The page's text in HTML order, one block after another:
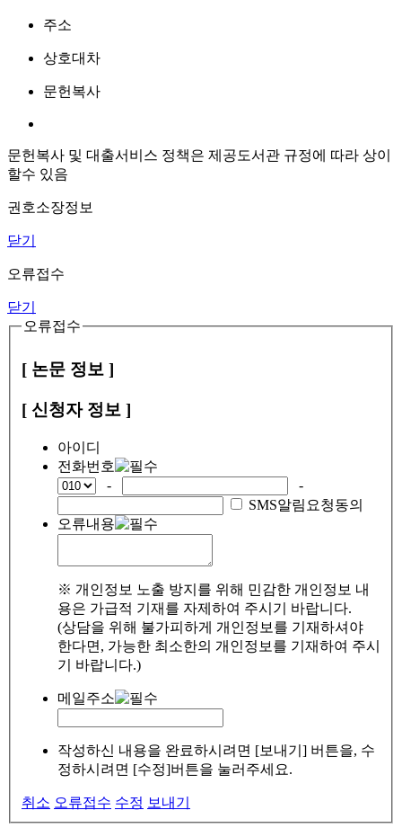
주소
상호대차
문헌복사
문헌복사 및 대출서비스 정책은 제공도서관 규정에 따라 상이
할수 있음
권호소장정보
닫기
오류접수
닫기
오류접수
[ 논문 정보 ]
[ 신청자 정보 ]
아이디
전화번호
-
-
SMS알림요청동의
오류내용
※ 개인정보 노출 방지를 위해 민감한 개인정보 내
용은 가급적 기재를 자제하여 주시기 바랍니다.
(상담을 위해 불가피하게 개인정보를 기재하셔야
한다면, 가능한 최소한의 개인정보를 기재하여 주시
기 바랍니다.)
메일주소
작성하신 내용을 완료하시려면 [보내기] 버튼을, 수
정하시려면 [수정]버튼을 눌러주세요.
취소 오류접수 수정 보내기